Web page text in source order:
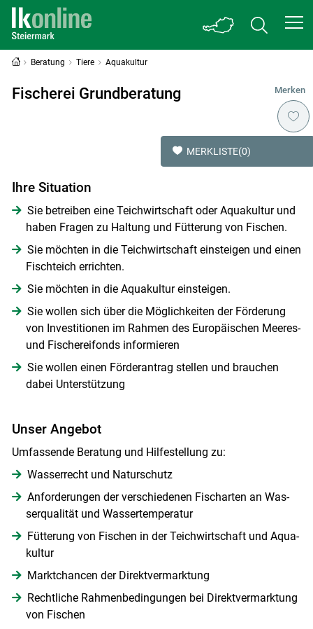
Skip to main content
Beratung Tiere Aquakultur
Merken
Fischerei Grundberatung
MERKLISTE(0)
Ihre Situation
Sie betreiben eine Teichwirtschaft oder Aquakultur und
haben Fragen zu Haltung und Fütterung von Fischen.
Sie möchten in die Teichwirtschaft einsteigen und einen
Fischteich errichten.
Sie möchten in die Aquakultur einsteigen.
Sie wollen sich über die Möglichkeiten der Förderung
von Investitionen im Rahmen des Europäischen Meeres-
und Fischereifonds informieren
Sie wollen einen Förderantrag stellen und brauchen
dabei Unterstützung
Unser Angebot
Umfassende Beratung und Hilfestellung zu:
Wasserrecht und Naturschutz
Anforderungen der verschiedenen Fischarten an Was-
serqualität und Wassertemperatur
Fütterung von Fischen in der Teichwirtschaft und Aqua-
kultur
Marktchancen der Direktvermarktung
Rechtliche Rahmenbedingungen bei Direktvermarktung
von Fischen